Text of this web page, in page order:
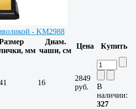
- KM2988
мм
Диам.
чаши, см
Цена Купить
16
2849
руб.
В
наличии:
327